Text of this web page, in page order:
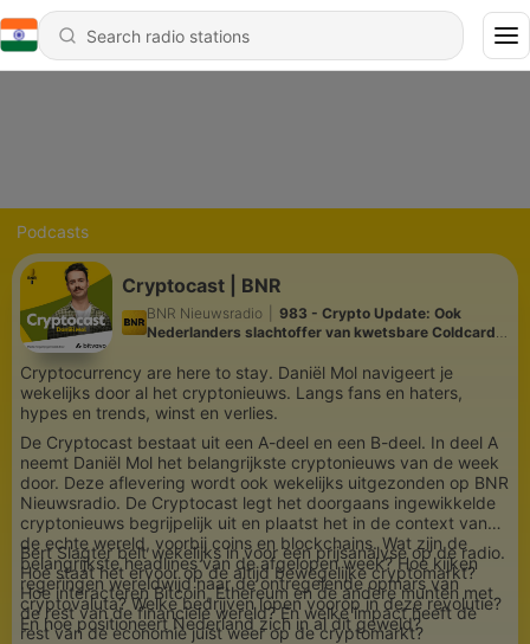
Podcasts
Cryptocast | BNR
BNR Nieuwsradio
983 - Crypto Update: Ook
Nederlanders slachtoffer van kwetsbare Coldcard-
Cryptocurrency are here to stay. Daniël Mol navigeert je
wekelijks door al het cryptonieuws. Langs fans en haters,
hypes en trends, winst en verlies.
De Cryptocast bestaat uit een A-deel en een B-deel. In deel A
neemt Daniël Mol het belangrijkste cryptonieuws van de week
door. Deze aflevering wordt ook wekelijks uitgezonden op BNR
Nieuwsradio. De Cryptocast legt het doorgaans ingewikkelde
cryptonieuws begrijpelijk uit en plaatst het in de context van
de echte wereld, voorbij coins en blockchains. Wat zijn de
belangrijkste headlines van de afgelopen week? Hoe kijken
regeringen wereldwijd naar de ontregelende opmars van
cryptovaluta? Welke bedrijven lopen voorop in deze revolutie?
En hoe positioneert Nederland zich in al dit geweld?
Bert Slagter belt wekelijks in voor een prijsanalyse op de radio.
Hoe staat het ervoor op de altijd bewegelijke cryptomarkt?
Hoe interacteren Bitcoin, Ethereum en de andere munten met
de rest van de financiële wereld? En welke impact heeft de
rest van de economie juist weer op de cryptomarkt?